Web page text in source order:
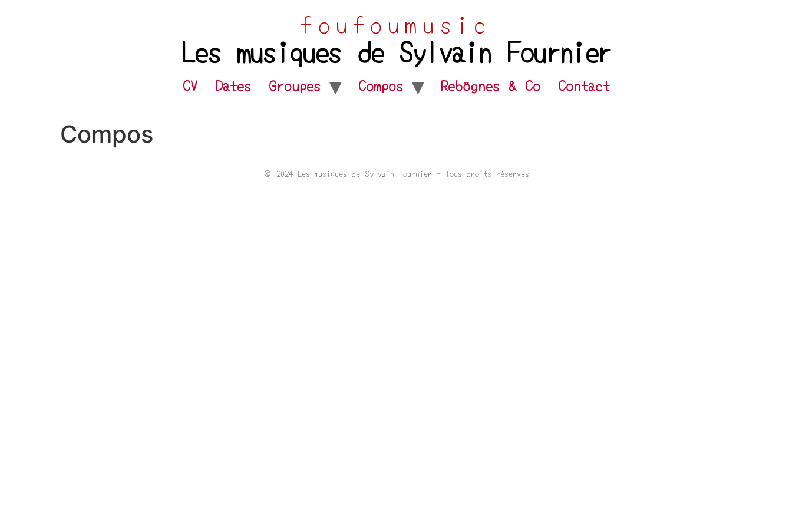
foufoumusic
Les musiques de Sylvain Fournier
CV Dates Groupes Compos Rebögnes & Co Contact
Compos
© 2024 Les musiques de Sylvain Fournier - Tous droits réservés